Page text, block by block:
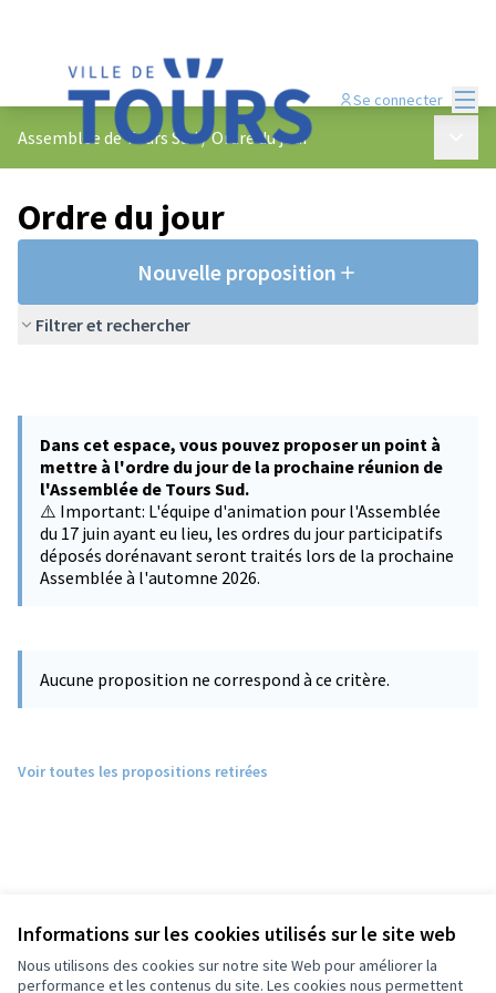
Informations sur les cookies utilisés sur le site web
Nous utilisons des cookies sur notre site Web pour améliorer la
performance et les contenus du site. Les cookies nous permettent
Se connecter
Assemblée de Tours Sud/Ordre du jour
Ordre du jour
Nouvelle proposition
Filtrer et rechercher
Dans cet espace, vous pouvez proposer un point à
mettre à l'ordre du jour de la prochaine réunion de
l'Assemblée de Tours Sud.
⚠️ Important: L'équipe d'animation pour l'Assemblée
du 17 juin ayant eu lieu, les ordres du jour participatifs
déposés dorénavant seront traités lors de la prochaine
Assemblée à l'automne 2026.
Aucune proposition ne correspond à ce critère.
Voir toutes les propositions retirées